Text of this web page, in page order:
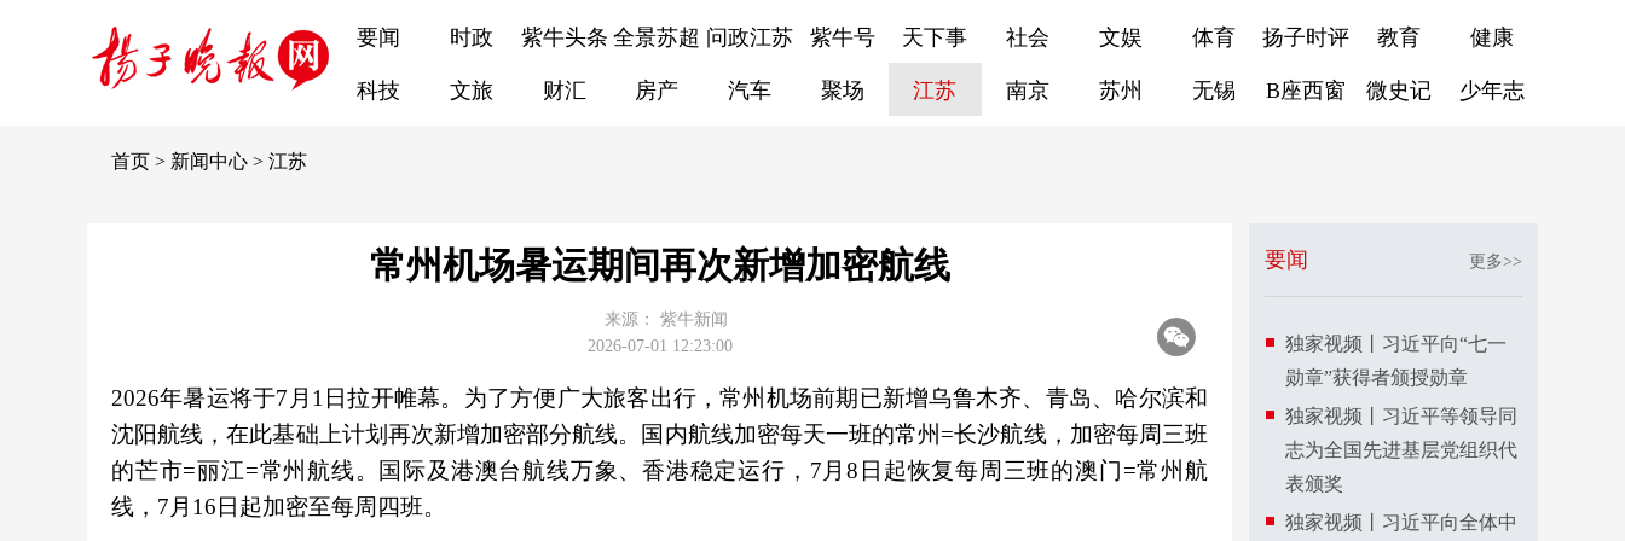
要闻 时政 紫牛头条 全景苏超 问政江苏 紫牛号 天下事 社会 文娱 体育 扬子时评 教育 健康
科技 文旅 财汇 房产 汽车 聚场 江苏 南京 苏州 无锡 B座西窗 微史记 少年志
首页 > 新闻中心 > 江苏
常州机场暑运期间再次新增加密航线
来源：
紫牛新闻
2026-07-01 12:23:00
2026年暑运将于7月1日拉开帷幕。为了方便广大旅客出行，常州机场前期已新增乌鲁木齐、青岛、哈尔滨和
沈阳航线，在此基础上计划再次新增加密部分航线。国内航线加密每天一班的常州=长沙航线，加密每周三班
的芒市=丽江=常州航线。国际及港澳台航线万象、香港稳定运行，7月8日起恢复每周三班的澳门=常州航
线，7月16日起加密至每周四班。
要闻 更多>>
独家视频丨习近平向“七一
勋章”获得者颁授勋章
独家视频丨习近平等领导同
志为全国先进基层党组织代
表颁奖
独家视频丨习近平向全体中